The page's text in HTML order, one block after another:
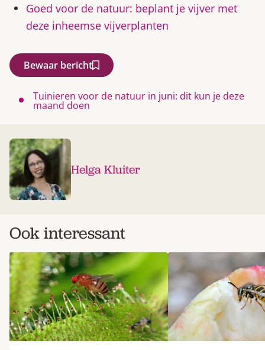
Goed voor de natuur: beplant je vijver met
deze inheemse vijverplanten
Bewaar bericht
Tuinieren voor de natuur in juni: dit kun je deze
maand doen
Helga Kluiter
Ook interessant